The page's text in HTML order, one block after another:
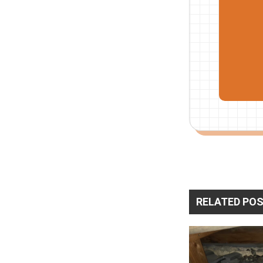
RELATED